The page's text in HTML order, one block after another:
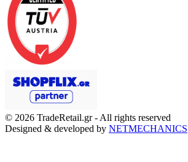
© 2026 TradeRetail.gr- All rights reserved
Designed & developed by NETMECHANICS